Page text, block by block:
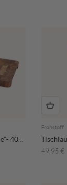
Frohstoff
Angebot
49,95 €